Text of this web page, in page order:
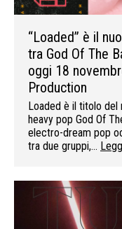
“Loaded” è il
tra God Of The
oggi 18
Production
Loaded è il titolo del
heavy pop God Of
electro-dream pop
tra due gruppi,…